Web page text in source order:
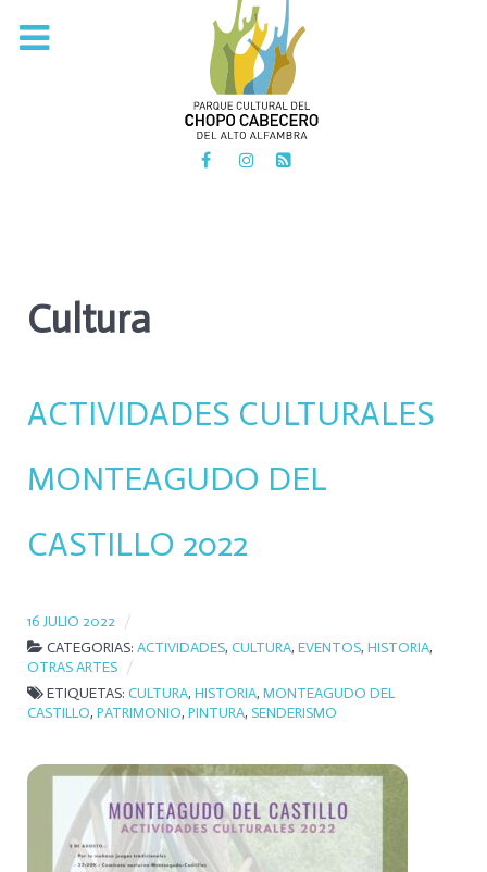
PARQUE CULTURAL DEL
CHOPO CABECERO
DEL ALTO ALFAMBRA
Cultura
ACTIVIDADES CULTURALES
MONTEAGUDO DEL
CASTILLO 2022
16 JULIO 2022
CATEGORIAS: ACTIVIDADES, CULTURA, EVENTOS, HISTORIA,
OTRAS ARTES
ETIQUETAS: CULTURA, HISTORIA, MONTEAGUDO DEL
CASTILLO, PATRIMONIO, PINTURA, SENDERISMO